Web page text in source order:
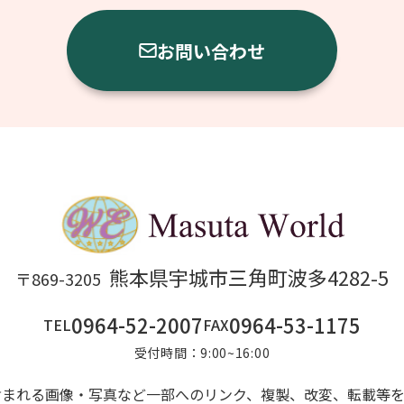
お問い合わせ
〒869-3205 熊本県宇城市三角町波多4282-5
TEL0964-52-2007FAX0964-53-1175
受付時間：9:00~16:00
れる画像・写真など一部へのリンク、複製、改変、転載等を